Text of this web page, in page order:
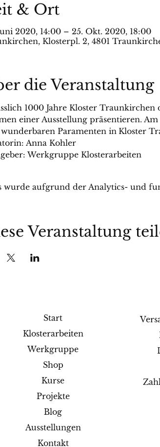
& Ort
2020, 14:00 – 25. Okt. 2020, 18:00
Klosterpl. 2, 4801
die Veranstaltung
1000 Jahre Kloster
einer Ausstellung präsentieren.
Paramenten in Kloster
Anna Kohler
Werkgruppe Klosterarbeiten
wurde aufgrund der Analytics- und
Veranstaltung
Start
Klosterarbeiten
Werkgruppe
Shop
Kurse
Projekte
Blog
Ausstellungen
Kontakt